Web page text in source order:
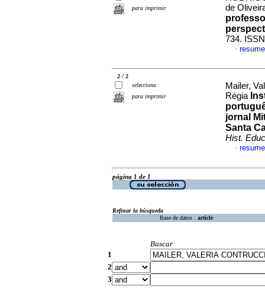
para imprimir
de
734.
·
2 / 2
selecciona
para imprimir
Mailer,
Régia
jornal
Santa
Hist. Educ
·
página 1 de 1
Refinar la búsqueda
Base de datos : article
Buscar
1
2
3